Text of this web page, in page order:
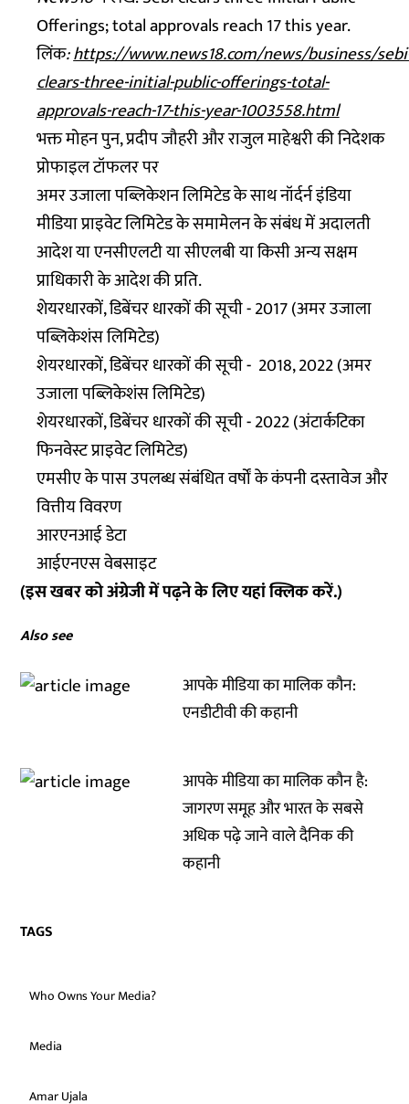
Offerings; total approvals reach 17 this year.
लिंक:https://www.news18.com/news/business/
clears-three-initial-public-offerings-total-
approvals-reach-17-this-year-1003558.html
भक्त मोहन पुन, प्रदीप जौहरी और राजुल माहेश्वरी की निदेशक
प्रोफाइल टॉफलर पर
अमर उजाला पब्लिकेशन लिमिटेड के साथ नॉर्दर्न इंडिया
मीडिया प्राइवेट लिमिटेड के समामेलन के संबंध में अदालती
आदेश या एनसीएलटी या सीएलबी या किसी अन्य सक्षम
प्राधिकारी के आदेश की प्रति.
शेयरधारकों, डिबेंचर धारकों की सूची - 2017 (अमर उजाला
पब्लिकेशंस लिमिटेड)
शेयरधारकों, डिबेंचर धारकों की सूची - 2018, 2022 (अमर
उजाला पब्लिकेशंस लिमिटेड)
शेयरधारकों, डिबेंचर धारकों की सूची - 2022 (अंटार्कटिका
फिनवेस्ट प्राइवेट लिमिटेड)
एमसीए के पास उपलब्ध संबंधित वर्षों के कंपनी दस्तावेज और
वित्तीय विवरण
आरएनआई डेटा
आईएनएस वेबसाइट
(इस खबर को अंग्रेजी में पढ़ने के लिए यहांक्लिककरें.)
Also see
आपके मीडिया का मालिक कौन:
एनडीटीवी की कहानी
आपके मीडिया का मालिक कौन है:
जागरण समूह और भारत के सबसे
अधिक पढ़े जाने वाले दैनिक की
कहानी
TAGS
Who Owns Your Media?
Media
Amar Ujala